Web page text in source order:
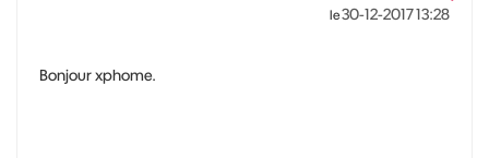
le‎30-12-201713:28
Bonjour xphome.